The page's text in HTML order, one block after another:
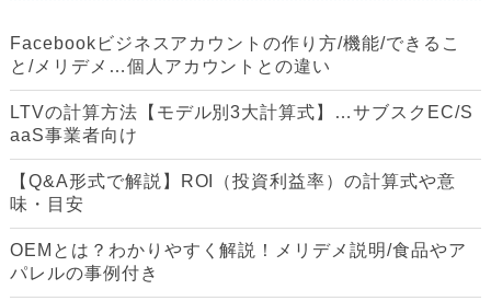
Facebookビジネスアカウントの作り方/機能/できるこ
と/メリデメ…個人アカウントとの違い
LTVの計算方法【モデル別3大計算式】…サブスクEC/S
aaS事業者向け
【Q&A形式で解説】ROI（投資利益率）の計算式や意
味・目安
OEMとは？わかりやすく解説！メリデメ説明/食品やア
パレルの事例付き